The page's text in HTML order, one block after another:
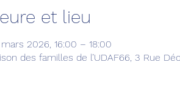
et lieu
2026, 16:00 – 18:00
des familles de l’UDAF66, 3 Rue